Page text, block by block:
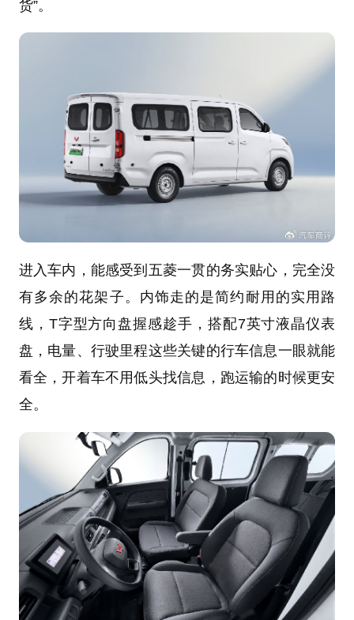
货”。
进入车内，能感受到五菱一贯的务实贴心，完全没
有多余的花架子。内饰走的是简约耐用的实用路
线，T字型方向盘握感趁手，搭配7英寸液晶仪表
盘，电量、行驶里程这些关键的行车信息一眼就能
看全，开着车不用低头找信息，跑运输的时候更安
全。